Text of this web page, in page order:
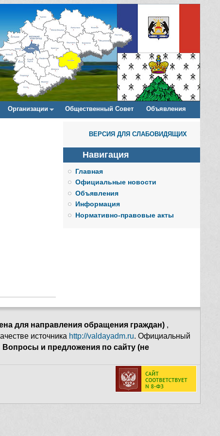
Организации Общественный Совет Объявления
ВЕРСИЯ ДЛЯ СЛАБОВИДЯЩИХ
Навигация
Главная
Официальные новости
Объявления
Информация
Нормативно-правовые акты
для направления обращения граждан) ,
источника http://valdayadm.ru. Официальный
Вопросы и предложения по сайту (не